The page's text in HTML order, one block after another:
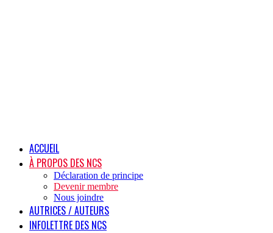
ACCUEIL
À PROPOS DES NCS
Déclaration de principe
Devenir membre
Nous joindre
AUTRICES / AUTEURS
INFOLETTRE DES NCS